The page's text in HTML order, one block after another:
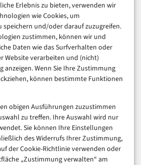
Erlebnis zu bieten, verwenden wir
wie Cookies, um
und/oder darauf zuzugreifen.
zustimmen, können wir und
Daten wie das Surfverhalten oder
Website verarbeiten und (nicht)
anzeigen. Wenn Sie Ihre Zustimmung
können bestimmte Funktionen
obigen Ausführungen zuzustimmen
zu treffen. Ihre Auswahl wird nur
Sie können Ihre Einstellungen
des Widerrufs Ihrer Zustimmung,
der Cookie-Richtlinie verwenden oder
„Zustimmung verwalten“ am